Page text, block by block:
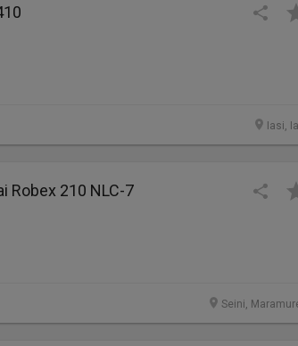
Iasi,
Robex 210 NLC-7
Seini,